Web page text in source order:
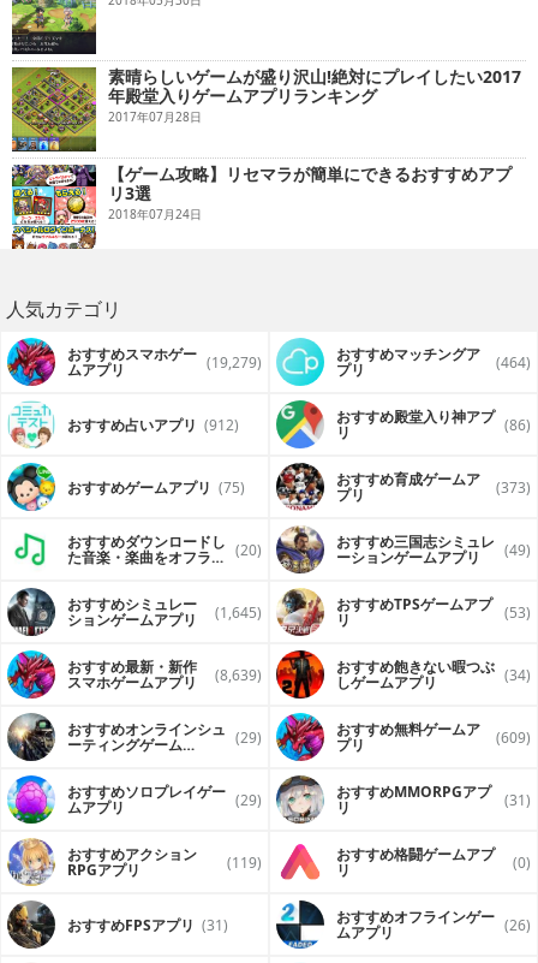
素晴らしいゲームが盛り沢山!絶対にプレイしたい2017
年殿堂入りゲームアプリランキング
2017年07月28日
【ゲーム攻略】リセマラが簡単にできるおすすめアプ
リ3選
2018年07月24日
人気カテゴリ
おすすめスマホゲー
ムアプリ (19,279) おすすめマッチングア
プリ (464)
おすすめ占いアプリ (912) おすすめ殿堂入り神アプ
リ (86)
おすすめゲームアプリ (75) おすすめ育成ゲームア
プリ (373)
おすすめダウンロードし
た音楽・楽曲をオフライ (20) おすすめ三国志シミュレ
ーションゲームアプリ (49)
おすすめシミュレー
ションゲームアプリ (1,645) おすすめTPSゲームアプ
リ (53)
おすすめ最新・新作
スマホゲームアプリ (8,639) おすすめ飽きない暇つぶ
しゲームアプリ (34)
おすすめオンラインシュ
ーティングゲーム (29) おすすめ無料ゲームア
プリ (609)
おすすめソロプレイゲー
ムアプリ (29) おすすめ MMORPGアプ
リ (31)
おすすめアクション
RPGアプリ (119) おすすめ格闘ゲームアプ
リ (0)
おすすめFPSアプリ (31) おすすめオフラインゲー
ムアプリ (26)